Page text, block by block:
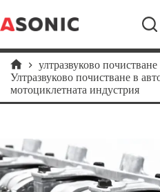
to
content
Home
ултразвуково почистване
Ултразвуково почистване в
мотоциклетната индустрия